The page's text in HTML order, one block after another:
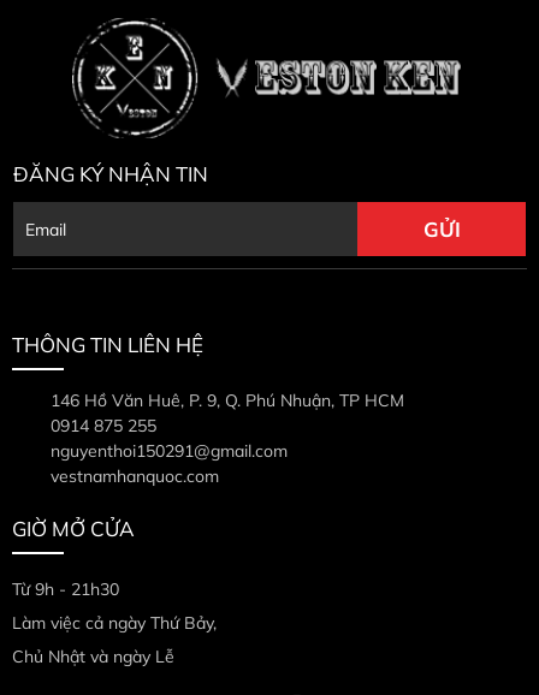
ĐĂNG KÝ NHẬN TIN
THÔNG TIN LIÊN HỆ
146 Hồ Văn Huê, P. 9, Q. Phú Nhuận, TP HCM
0914 875 255
nguyenthoi150291@gmail.com
vestnamhanquoc.com
GIỜ MỞ CỬA
Từ 9h - 21h30
Làm việc cả ngày Thứ Bảy,
Chủ Nhật và ngày Lễ